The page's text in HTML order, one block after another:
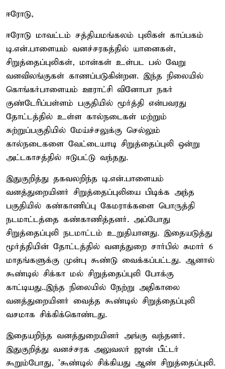
ஈரோடு,
ஈரோடு மாவட்டம் சத்தியமங்கலம் புலிகள் காப்பகம்
டி.என்.பாளையம் வனச்சரகத்தில் யானைகள்,
சிறுத்தைப்புலிகள், மான்கள் உள்பட பல் வேறு
வனவிலங்குகள் காணப்படுகின்றன. இந்த நிலையில்
கொங்கர்பாளையம் ஊராட்சி வினோபா நகர்
குண்டேரிப்பள்ளம் பகுதியில் மூர்த்தி என்பவரது
தோட்டத்தில் உள்ள கால்நடைகள் மற்றும்
சுற்றுப்பகுதியில் மேய்ச்சலுக்கு செல்லும்
கால்நடைகளை வேட்டையாடி சிறுத்தைப்புலி ஒன்று
அட்டகாசத்தில் ஈடுபட்டு வந்தது.
இதுகுறித்து தகவலறிந்த டி.என்.பாளையம்
வனத்துறையினர் சிறுத்தைப்புலியை பிடிக்க அந்த
பகுதியில் கண்காணிப்பு கேமராக்களை பொருத்தி
நடமாட்டத்தை கண்காணித்தனர். அப்போது
சிறுத்தைப்புலி நடமாட்டம் உறுதியானது. இதையடுத்து
மூர்த்தியின் தோட்டத்தில் வனத்துறை சார்பில் சுமார் 6
மாதங்களுக்கு முன்பு கூண்டு வைக்கப்பட்டது. ஆனால்
கூண்டில் சிக்கா மல் சிறுத்தைப்புலி போக்கு
காட்டியது..இந்த நிலையில் நேற்று அதிகாலை
வனத்துறையினர் வைத்த கூண்டில் சிறுத்தைப்புலி
வசமாக சிக்கிக்கொண்டது.
இதையறிந்த வனத்துறையினர் அங்கு வந்தனர்.
இதுகுறித்து வனச்சரக அலுவலர் ஜான் பீட்டர்
கூறும்போது, 'கூண்டில் சிக்கியது ஆண் சிறுத்தைப்புலி.